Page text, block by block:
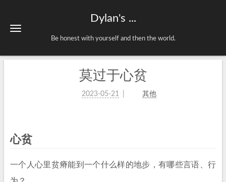
Dylan's ...
Be honest with yourself and then the world.
莫过于心贫
2023-05-21 其他
心贫
一个人心里贫瘠能到一个什么样的地步，有哪些言语、行